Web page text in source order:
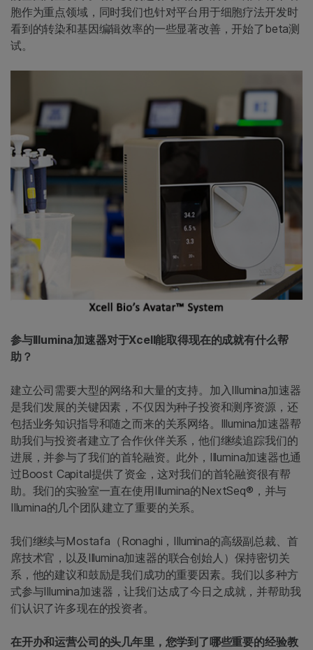
胞作为重点领域，同时我们也针对平台用于细胞疗法开发时
看到的转染和基因编辑效率的一些显著改善，开始了beta测
试。
参与Illumina加速器对于Xcell能取得现在的成就有什么帮
助？
建立公司需要大型的网络和大量的支持。加入Illumina加速器
是我们发展的关键因素，不仅因为种子投资和测序资源，还
包括业务知识指导和随之而来的关系网络。Illumina加速器帮
助我们与投资者建立了合作伙伴关系，他们继续追踪我们的
进展，并参与了我们的首轮融资。此外，Illumina加速器也通
过Boost Capital提供了资金，这对我们的首轮融资很有帮
助。我们的实验室一直在使用Illumina的NextSeq®，并与
Illumina的几个团队建立了重要的关系。
我们继续与Mostafa（Ronaghi，Illumina的高级副总裁、首
席技术官，以及Illumina加速器的联合创始人）保持密切关
系，他的建议和鼓励是我们成功的重要因素。我们以多种方
式参与Illumina加速器，让我们达成了今日之成就，并帮助我
们认识了许多现在的投资者。
在开办和运营公司的头几年里，您学到了哪些重要的经验教